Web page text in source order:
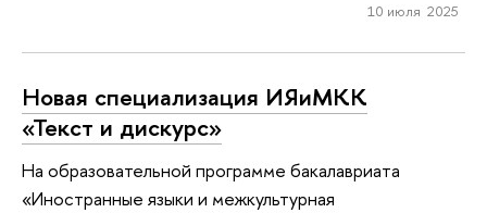
10 июля 2025
Новая специализация ИЯиМКК
«Текст и дискурс»
На образовательной программе бакалавриата
«Иностранные языки и межкультурная